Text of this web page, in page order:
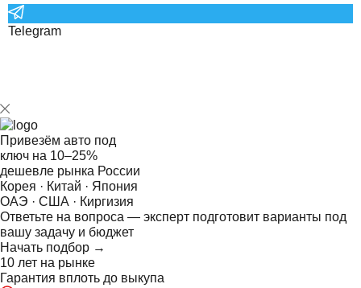
Telegram
Привезём авто под
ключ на 10–25%
дешевле рынка России
Корея · Китай · Япония
ОАЭ · США · Киргизия
Ответьте на вопроса — эксперт подготовит варианты под
вашу задачу и бюджет
Начать подбор →
10 лет на рынке
Гарантия вплоть до выкупа